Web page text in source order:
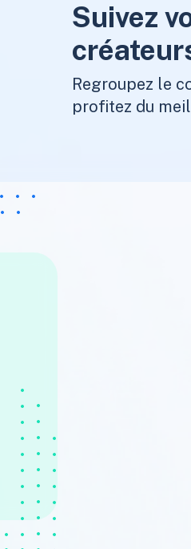
Suivez
Regroupez le
profitez du